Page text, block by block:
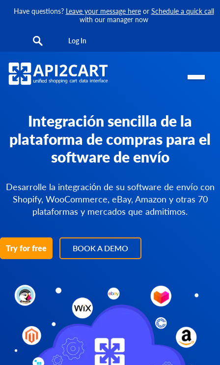
Have questions? Leave your message hereor Schedule a quick call
with our manager now
Log In
Integración sencilla de la
plataforma de compras para el
software de envío
Desarrolle la integración de su software de envío con
Shopify, WooCommerce, eBay, Amazon y otras 70
plataformas y mercados que admitimos.
Try for free BOOK A DEMO